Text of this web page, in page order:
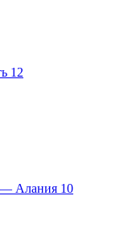
12
— Алания 10